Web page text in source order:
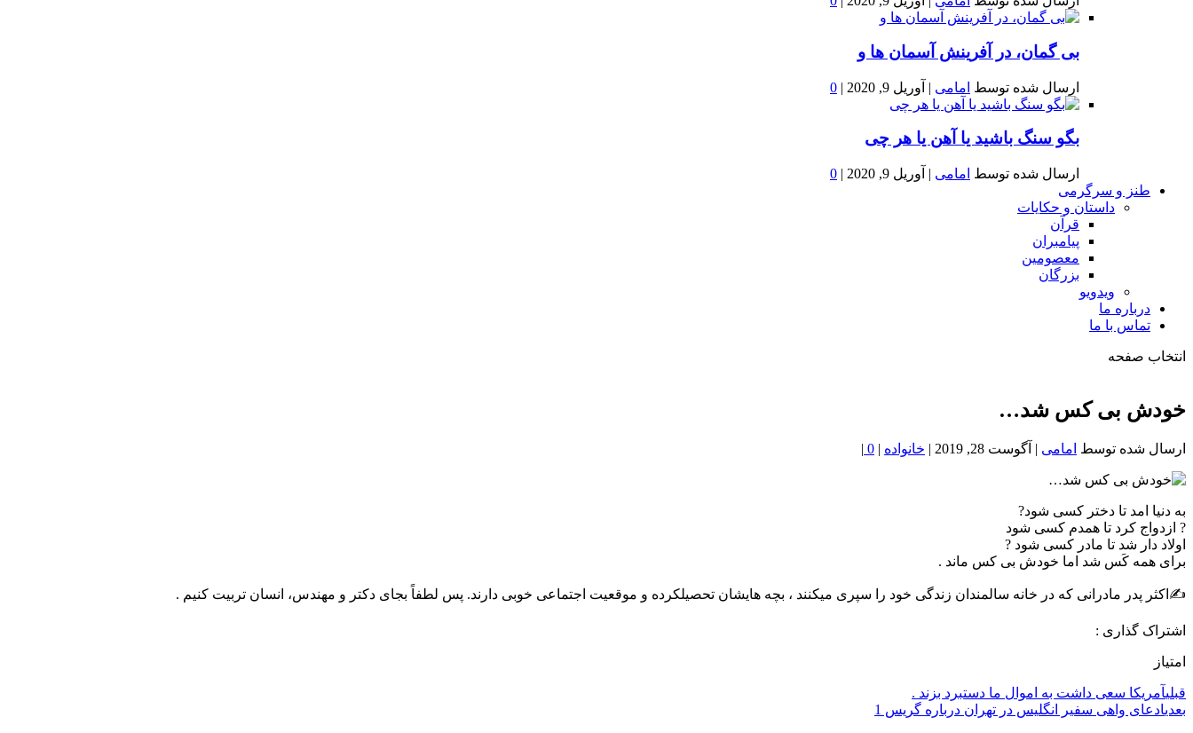
بى گمان، در آفرينش آسمان ها و
ارسال شده توسط امامی | آوریل 9, 2020 |
0
بگو سنگ باشید یا آهن یا هر چی
ارسال شده توسط امامی | آوریل 9, 2020 |
0
طنز و سرگرمی
داستان و حکایات
قرآن
پیامبران
معصومین
بزرگان
ویدویو
درباره ما
تماس با ما
انتخاب صفحه
خون
شمال
خودش بی کس شد…
ارسال شده توسط امامی | آگوست 28, 2019 | خانواده |
0
|
به دنیا امد تا دختر کسی شود?
? ازدواج کرد تا همدم کسی شود
اولاد دار شد تا مادر کسی شود ?
برای همه کَس شد اما خودش بی کس ماند .
✍اکثر پدر مادرانی که در خانه سالمندان زندگی خود را سپری میکنند ، بچه هایشان تحصیلکرده و موقعیت اجتماعی خوبی دارند. پس لطفاً بجای دکتر و مهندس، انسان تربیت کنیم .
اشتراک گذاری :
امتیاز
قبلیآمریکا سعی داشت به اموال ما دستبرد بزند .
بعدیادعای واهی سفیر انگلیس در تهران درباره گریس 1